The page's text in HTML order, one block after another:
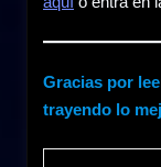
Gracias por
trayendo lo